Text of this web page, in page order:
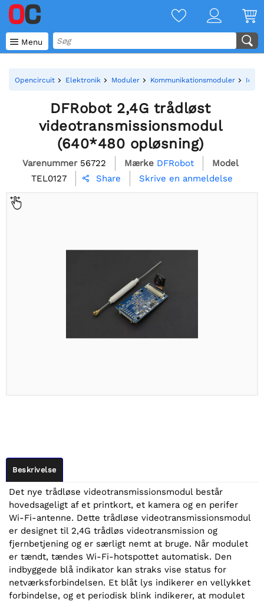
 Menu
Opencircuit Elektronik Moduler Kommunikationsmoduler IoT
DFRobot 2,4G trådløst
videotransmissionsmodul
(640*480 opløsning)
Varenummer 56722 Mærke DFRobot
Model
TEL0127
 Share Skrive en anmeldelse
Beskrivelse
Det nye trådløse videotransmissionsmodul består
hovedsageligt af et printkort, et kamera og en perifer
Wi-Fi-antenne. Dette trådløse videotransmissionsmodul
er designet til 2,4G trådløs videotransmission og
fjernbetjening og er særligt nemt at bruge. Når modulet
er tændt, tændes Wi-Fi-hotspottet automatisk. Den
indbyggede blå indikator kan straks vise status for
netværksforbindelsen. Et blåt lys indikerer en vellykket
forbindelse, og et periodisk blink indikerer, at modulet